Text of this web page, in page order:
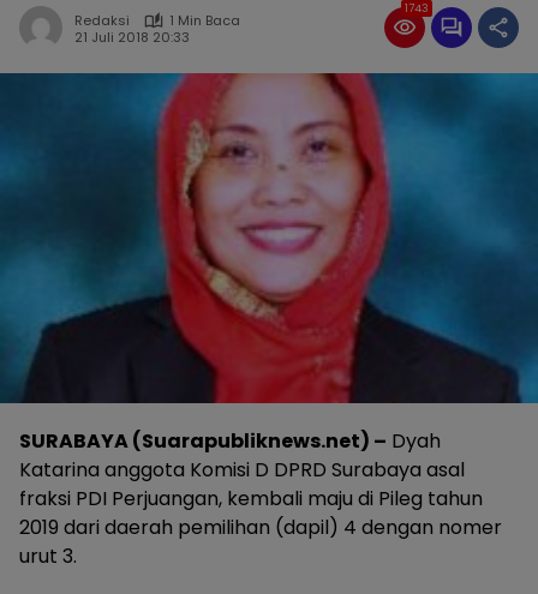
Redaksi
1 Min Baca
21 Juli 2018 20:33
1743
SURABAYA (Suarapubliknews.net) – Dyah
Katarina anggota Komisi D DPRD Surabaya asal
fraksi PDI Perjuangan, kembali maju di Pileg tahun
2019 dari daerah pemilihan (dapil) 4 dengan nomer
urut 3.